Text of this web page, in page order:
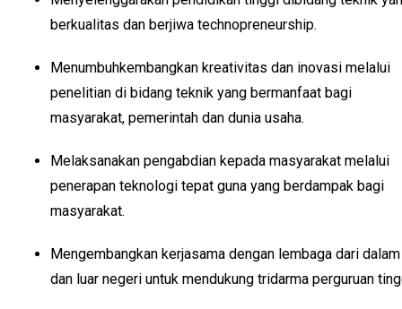
berkualitas dan berjiwa technopreneurship.
Menumbuhkembangkan kreativitas dan inovasi melalui
penelitian di bidang teknik yang bermanfaat bagi
masyarakat, pemerintah dan dunia usaha.
Melaksanakan pengabdian kepada masyarakat melalui
penerapan teknologi tepat guna yang berdampak bagi
masyarakat.
Mengembangkan kerjasama dengan lembaga dari dalam
dan luar negeri untuk mendukung tridarma perguruan